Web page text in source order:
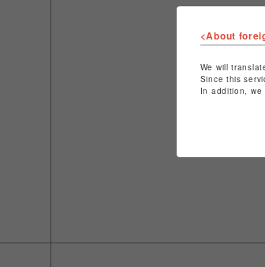
<About
We will
Since this
In addition, we